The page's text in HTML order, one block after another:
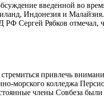
введенной во
Индонезия и
Сергей Рябков отмечал,
стремиться привлечь
морского колледжа
члены Совбеза